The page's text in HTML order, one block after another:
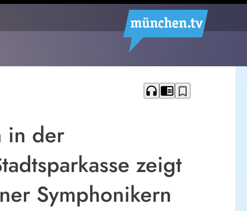
headphones chrome_reader_mode bookmark_border
in der
zeigt
Symphonikern